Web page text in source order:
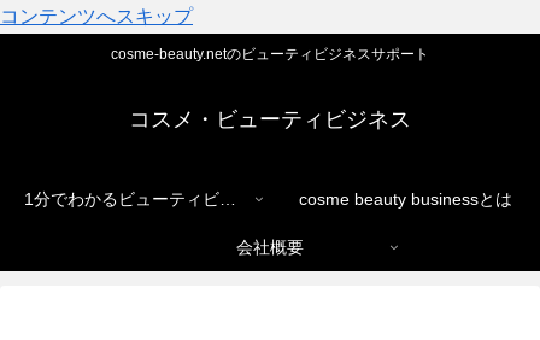
コンテンツへスキップ
cosme-beauty.netのビューティビジネスサポート
コスメ・ビューティビジネス
1分でわかるビューティビジネス cosme beauty businessとは
会社概要